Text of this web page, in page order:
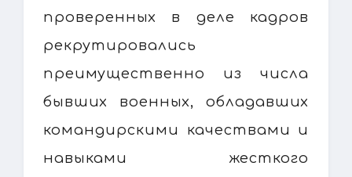
проверенных в деле кадров
рекрутировались
преимущественно из числа
бывших военных, обладавших
командирскими качествами и
навыками жесткого